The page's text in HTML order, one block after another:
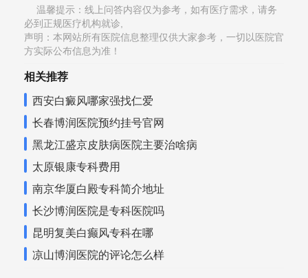
温馨提示：线上问答内容仅为参考，如有医疗需求，请务
必到正规医疗机构就诊,
声明：本网站所有医院信息整理仅供大家参考，一切以医院官
方实际公布信息为准！
相关推荐
西安白癜风哪家强找仁爱
长春博润医院预约挂号官网
黑龙江盛京皮肤病医院主要治啥病
太原银康专科费用
南京华厦白殿专科简介地址
长沙博润医院是专科医院吗
昆明复美白癫风专科在哪
凉山博润医院的评论怎么样